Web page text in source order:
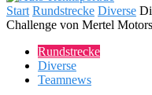
Start Rundstrecke Diverse
Challenge von Mertel
Rundstrecke
Diverse
Teamnews